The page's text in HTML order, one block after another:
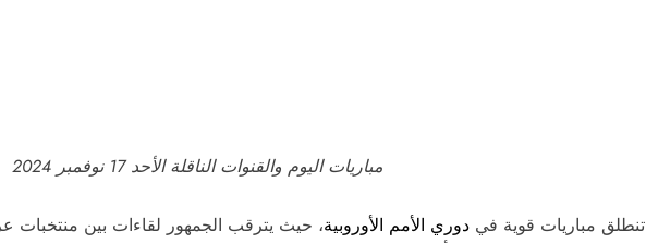
مباريات اليوم والقنوات الناقلة الأحد 17 نوفمبر 2024
تنطلق مباريات قوية فيدوري الأمم الأوروبية، حيث يترقب الجمهور لقاءات بين منتخبات